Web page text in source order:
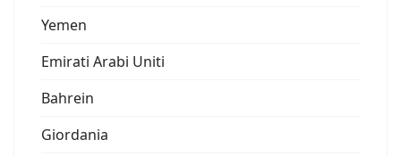
Yemen
Emirati Arabi Uniti
Bahrein
Giordania